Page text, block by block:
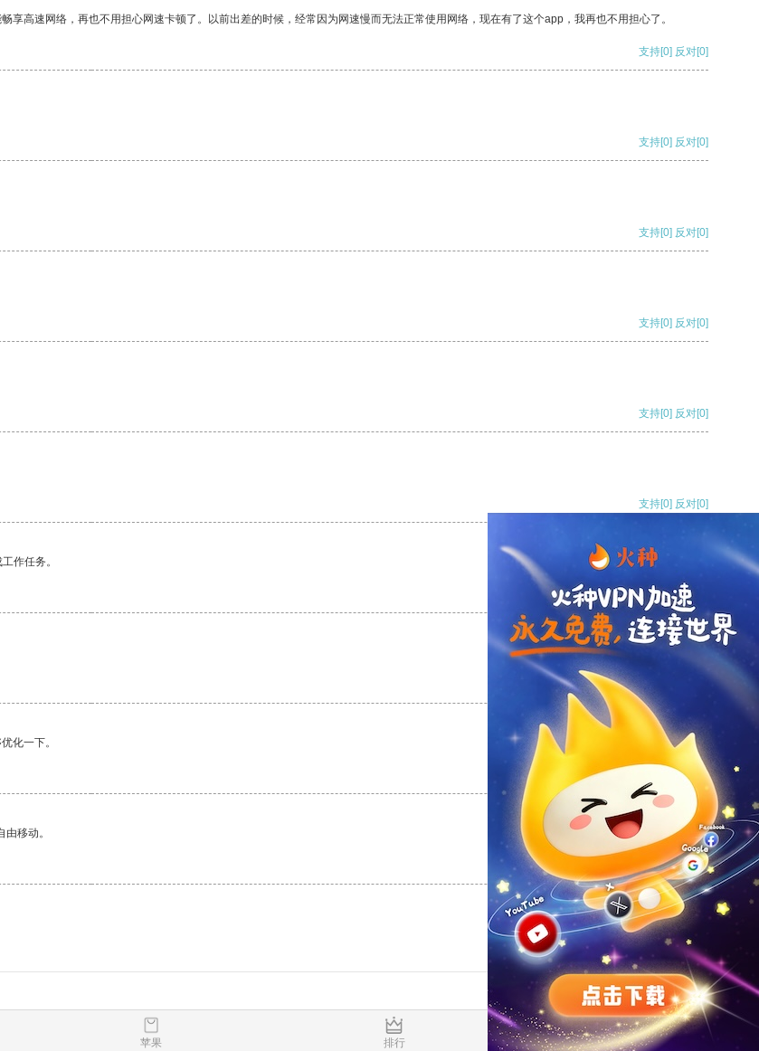
高速网络，再也不用担心网速卡顿了。以前出差的时候，经常因为网速慢而无法正常使用网络，现在有了这个app，我再也不用担心了。
支持[0] 反对[0]
支持[0] 反对[0]
支持[0] 反对[0]
支持[0] 反对[0]
支持[0] 反对[0]
支持[0] 反对[0]
作任务。
支持[0] 反对
支持
化一下。
反对 [0]
移动。
支持[0] 反对[0]
苹果 排行 推荐